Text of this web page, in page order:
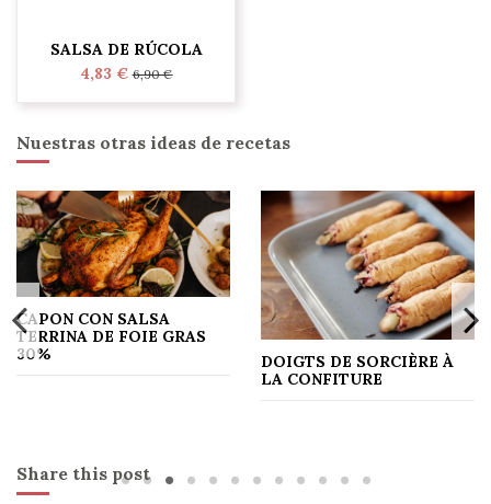
SALSA DE RÚCOLA
4,83 € 6,90 €
Nuestras otras ideas de recetas
CAPON CON SALSA
TERRINA DE FOIE GRAS
30%
DOIGTS DE SORCIÈRE À
LA CONFITURE
Share this post